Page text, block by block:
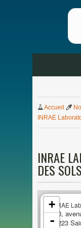
Accueil
INRAE
INRAE
DES SOLS
INRAE
700,
62223
+
-